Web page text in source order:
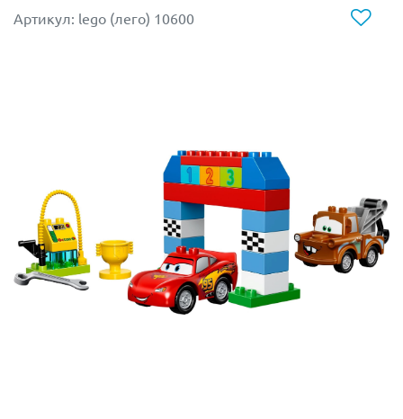
Но сейчас у него есть крутой помощник — Мэтр,
городка Радиатор-Спрингс стали для Молнии
настоящими друзьями. Они готовы помочь и
поддержать ярко-красного гонщика в любых
испытаниях.
Из деталей Лего 10924 ты соберешь финишную арку
гонки Кубка Большого Поршня и оборудуешь рядом
подиум чемпионов. Покажи друзьям как умело
Артикул: lego (лего) 10600